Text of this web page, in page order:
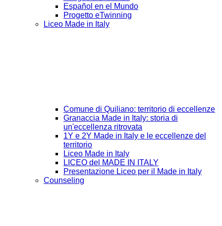
Español en el Mundo
Progetto eTwinning
Liceo Made in Italy
Comune di Quiliano: territorio di eccellenze
Granaccia Made in Italy: storia di
un'eccellenza ritrovata
1Y e 2Y Made in Italy e le eccellenze del
territorio
Liceo Made in Italy
LICEO del MADE IN ITALY
Presentazione Liceo per il Made in Italy
Counseling